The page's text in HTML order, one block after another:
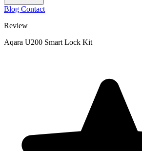
Blog Contact
Review
Aqara U200 Smart Lock Kit